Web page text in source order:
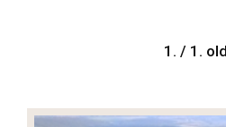
1. / 1.